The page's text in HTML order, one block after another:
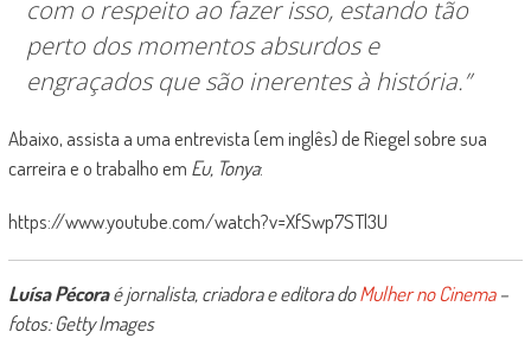
com o respeito ao fazer isso, estando tão
perto dos momentos absurdos e
engraçados que são inerentes à história.”
Abaixo, assista a uma entrevista (em inglês) de Riegel sobre sua
carreira e o trabalho em Eu, Tonya:
https://www.youtube.com/watch?v=XfSwp7STl3U
Luísa Pécoraé jornalista, criadora e editora doMulher no Cinema–
fotos: Getty Images